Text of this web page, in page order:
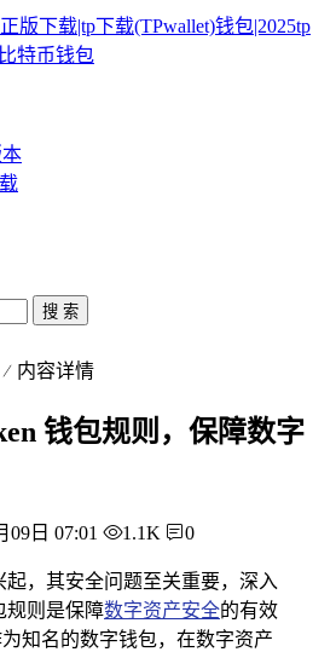
搜 索
内容详情
钱包规则，保障数字
09日 07:01 1.1K 0
起，其安全问题至关重要，深入
规则是保障数字资产安全的有效
知名的数字钱包，在数字资产